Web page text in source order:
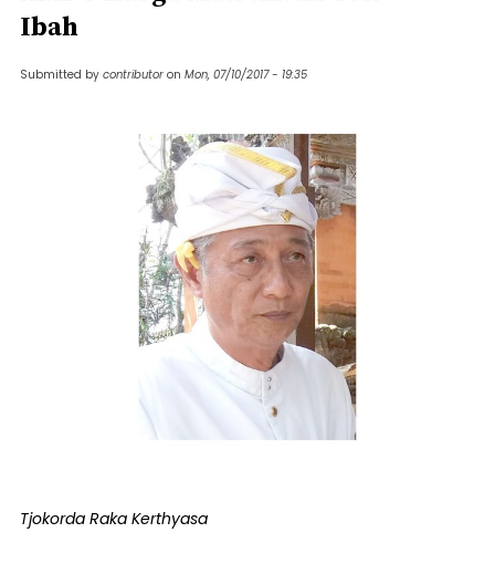
Ibah
Submitted by contributor on Mon, 07/10/2017 - 19:35
Tjokorda Raka Kerthyasa